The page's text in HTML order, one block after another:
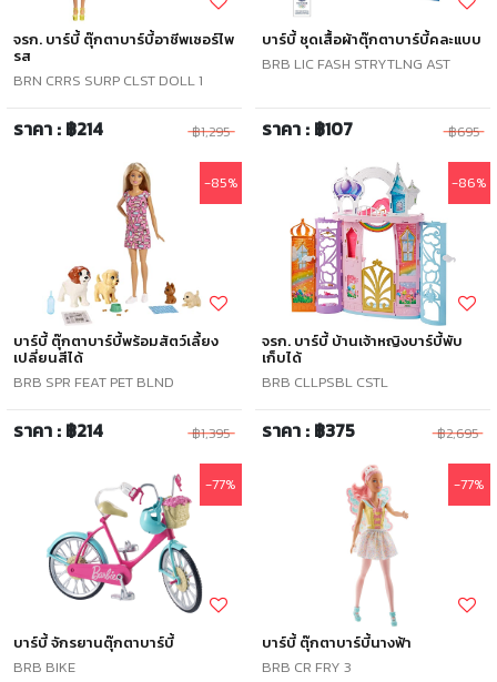
จรก. บาร์บี้ ตุ๊กตาบาร์บี้อาชีพเซอร์ไพ
รส
BRN CRRS SURP CLST DOLL 1
ราคา : ฿214 ฿1,295
บาร์บี้ ชุดเสื้อผ้าตุ๊กตาบาร์บี้คละแบบ
BRB LIC FASH STRYTLNG AST
ราคา : ฿107 ฿695
-85%
บาร์บี้ ตุ๊กตาบาร์บี้พร้อมสัตว์เลี้ยง
เปลี่ยนสีได้
BRB SPR FEAT PET BLND
ราคา : ฿214 ฿1,395
-86%
จรก. บาร์บี้ บ้านเจ้าหญิงบาร์บี้พับ
เก็บได้
BRB CLLPSBL CSTL
ราคา : ฿375 ฿2,695
-77%
บาร์บี้ จักรยานตุ๊กตาบาร์บี้
BRB BIKE
-77%
บาร์บี้ ตุ๊กตาบาร์บี้นางฟ้า
BRB CR FRY 3